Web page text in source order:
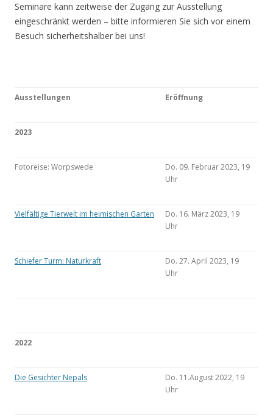
Seminare kann zeitweise der Zugang zur Ausstellung
eingeschränkt werden – bitte informieren Sie sich vor einem
Besuch sicherheitshalber bei uns!
Ausstellungen Eröffnung
2023
Fotoreise: Worpswede
Do. 09. Februar 2023, 19
Uhr
Vielfältige Tierwelt im heimischen Garten
Do. 16. März 2023, 19
Uhr
Schiefer Turm: Naturkraft
Do. 27. April 2023, 19
Uhr
2022
Die Gesichter Nepals
Do. 11.August 2022, 19
Uhr